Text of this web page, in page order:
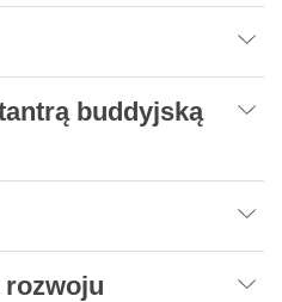
buddyjską
rozwoju